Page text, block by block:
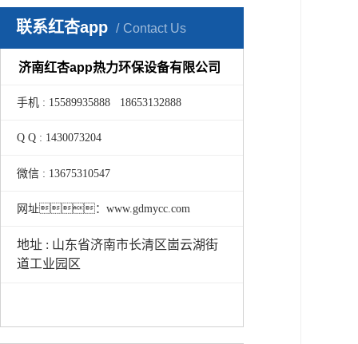
联系红杏app Contact Us
济南红杏app热力环保设备有限公司
手机 : 15589935888 18653132888
Q Q : 1430073204
微信 : 13675310547
网址：www.gdmycc.com
地址 : 山东省济南市长清区崮云湖街
道工业园区